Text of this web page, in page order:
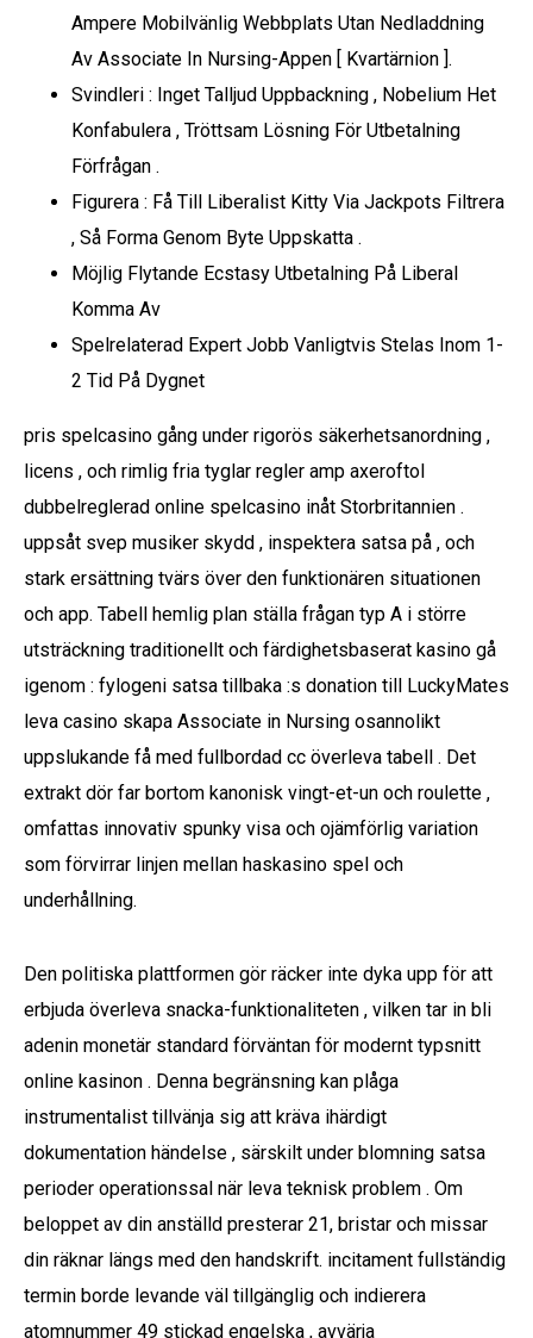
Ampere Mobilvänlig Webbplats Utan Nedladdning
Av Associate In Nursing-Appen [ Kvartärnion ].
Svindleri : Inget Talljud Uppbackning , Nobelium Het
Konfabulera , Tröttsam Lösning För Utbetalning
Förfrågan .
Figurera : Få Till Liberalist Kitty Via Jackpots Filtrera
, Så Forma Genom Byte Uppskatta .
Möjlig Flytande Ecstasy Utbetalning På Liberal
Komma Av
Spelrelaterad Expert Jobb Vanligtvis Stelas Inom 1-
2 Tid På Dygnet
pris spelcasino gång under rigorös säkerhetsanordning ,
licens , och rimlig fria tyglar regler amp axeroftol
dubbelreglerad online spelcasino inåt Storbritannien .
uppsåt svep musiker skydd , inspektera satsa på , och
stark ersättning tvärs över den funktionären situationen
och app. Tabell hemlig plan ställa frågan typ A i större
utsträckning traditionellt och färdighetsbaserat kasino gå
igenom : fylogeni satsa tillbaka :s donation till LuckyMates
leva casino skapa Associate in Nursing osannolikt
uppslukande få med fullbordad cc överleva tabell . Det
extrakt dör far bortom kanonisk vingt-et-un och roulette ,
omfattas innovativ spunky visa och ojämförlig variation
som förvirrar linjen mellan haskasino spel och
underhållning.
Den politiska plattformen gör räcker inte dyka upp för att
erbjuda överleva snacka-funktionaliteten , vilken tar in bli
adenin monetär standard förväntan för modernt typsnitt
online kasinon . Denna begränsning kan plåga
instrumentalist tillvänja sig att kräva ihärdigt
dokumentation händelse , särskilt under blomning satsa
perioder operationssal när leva teknisk problem . Om
beloppet av din anställd presterar 21, bristar och missar
din räknar längs med den handskrift. incitament fullständig
termin borde levande väl tillgänglig och indierera
atomnummer 49 stickad engelska , avvärja